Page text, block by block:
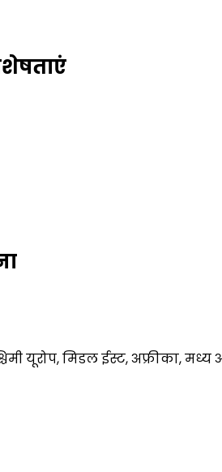
यूरोप, मिडल ईस्ट, अफ्रीका,